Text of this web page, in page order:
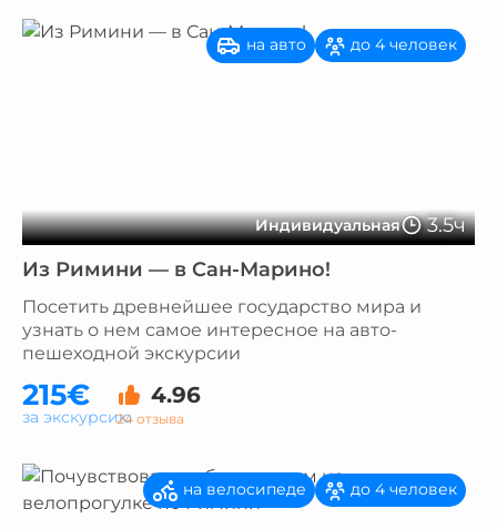
Индивидуальная 3.5ч
на авто до 4 человек
Из Римини — в Сан-Марино!
Посетить древнейшее государство мира и
узнать о нем самое интересное на авто-
пешеходной экскурсии
215€ 4.96
24 отзыва
за экскурсию
на велосипеде до 4 человек